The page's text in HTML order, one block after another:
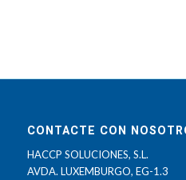
CONTACTE CON
HACCP SOLUCIONES, S.L.
AVDA. LUXEMBURGO, EG-1.3